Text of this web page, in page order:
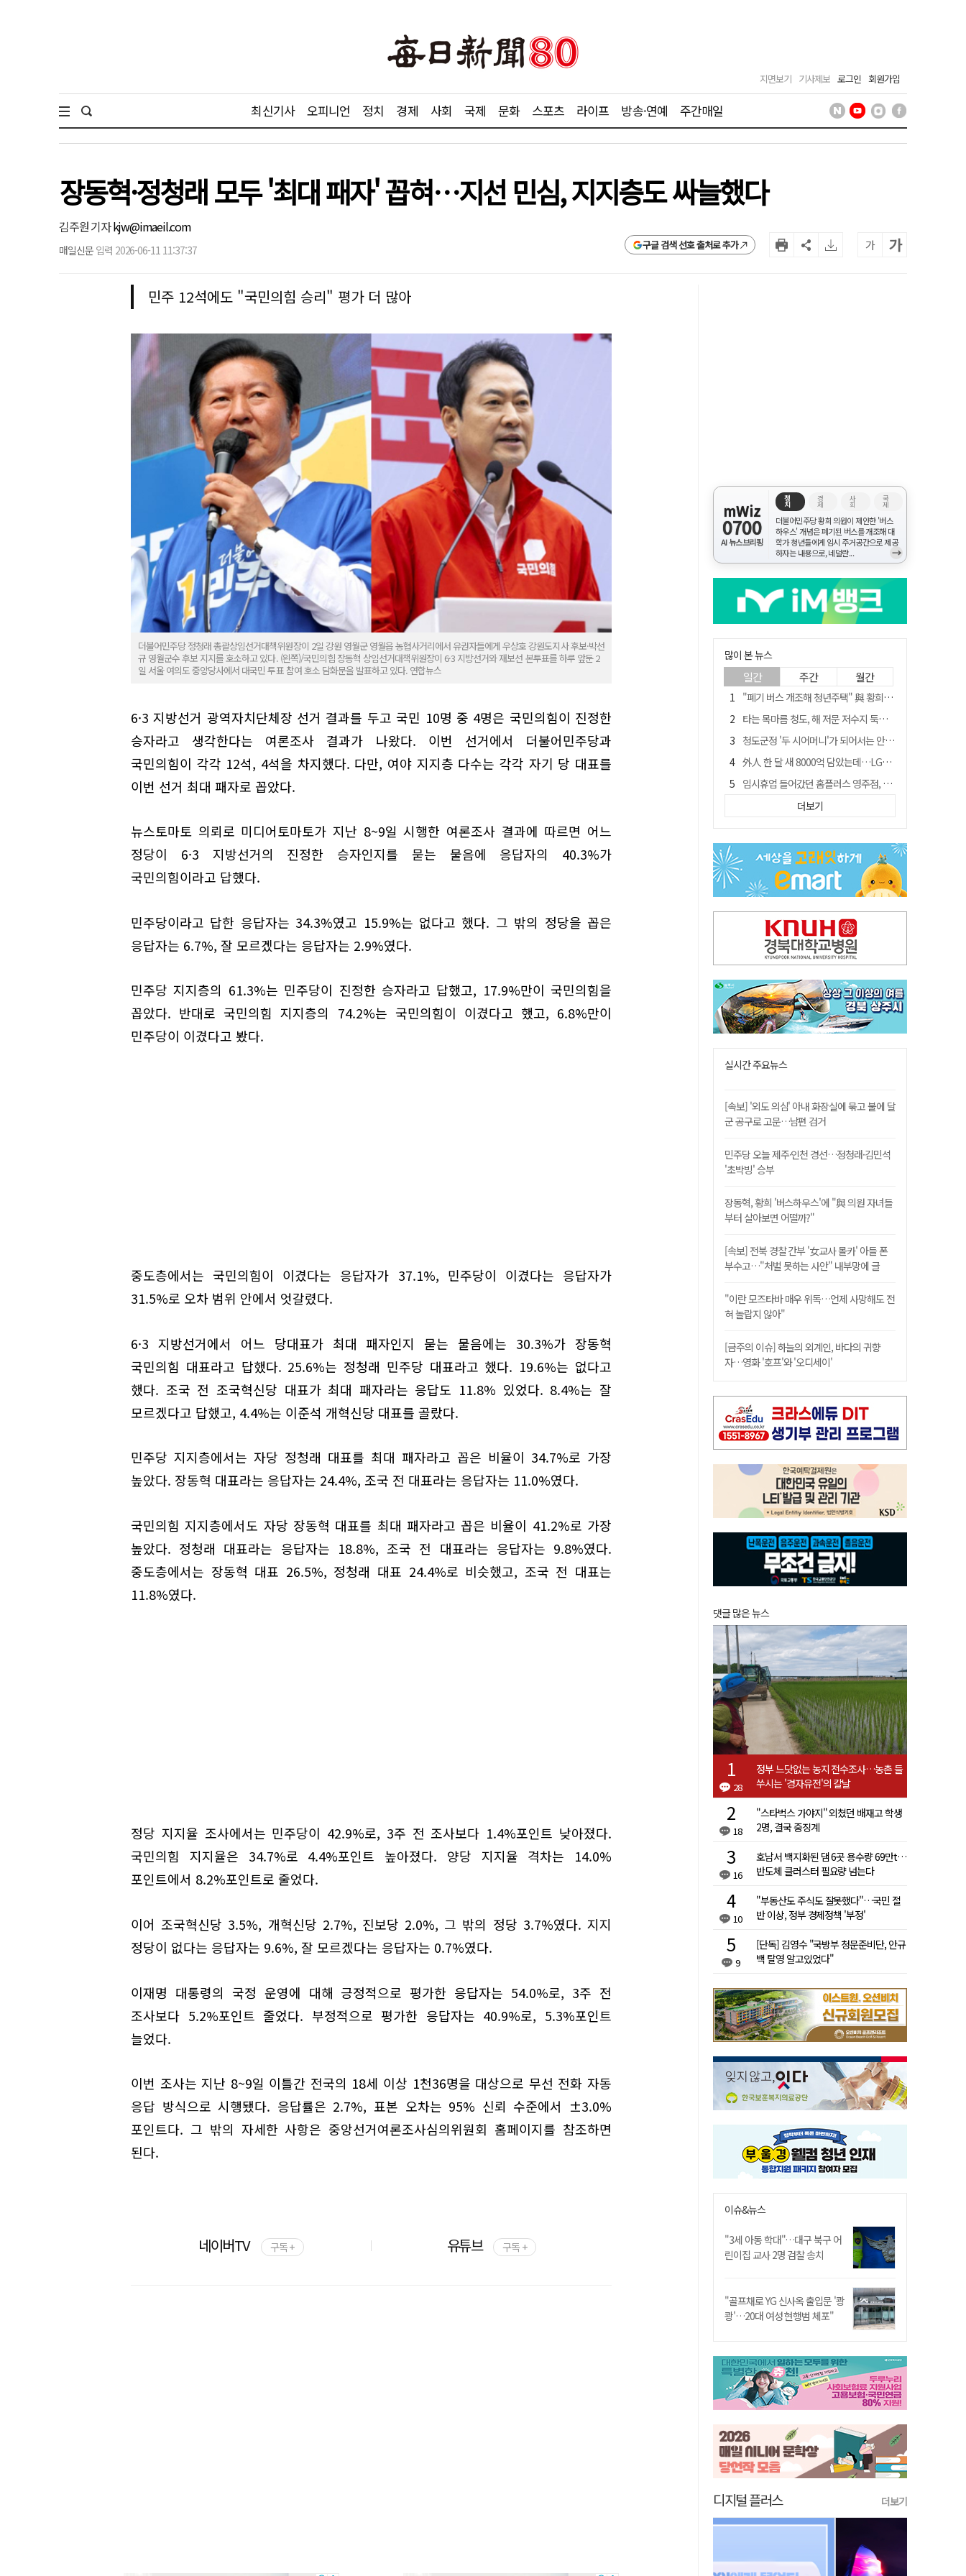
지면보기 기사제보 로그인 회원가입
최신기사 오피니언 정치 경제 사회 국제 문화 스포츠 라이프 방송·연예 주간매일
장동혁·정청래 모두 '최대 패자' 꼽혀…지선 민심, 지지층도 싸늘했다
김주원 기자kjw@imaeil.com
매일신문 입력 2026-06-11 11:37:37 구글 검색 선호 출처로 추가 가 가
민주 12석에도 "국민의힘 승리" 평가 더 많아
더불어민주당 정청래 총괄상임선거대책위원장이 2일 강원 영월군 영월읍 농협사거리에서 유권자들에게 우상호 강원도지사 후보·박선
규 영월군수 후보 지지를 호소하고 있다. (왼쪽)/국민의힘 장동혁 상임선거대책위원장이 6·3 지방선거와 재보선 본투표를 하루 앞둔 2
일 서울 여의도 중앙당사에서 대국민 투표 참여 호소 담화문을 발표하고 있다. 연합뉴스
6·3 지방선거 광역자치단체장 선거 결과를 두고 국민 10명 중 4명은 국민의힘이 진정한
승자라고 생각한다는 여론조사 결과가 나왔다. 이번 선거에서 더불어민주당과
국민의힘이 각각 12석, 4석을 차지했다. 다만, 여야 지지층 다수는 각각 자기 당 대표를
이번 선거 최대 패자로 꼽았다.
뉴스토마토 의뢰로 미디어토마토가 지난 8~9일 시행한 여론조사 결과에 따르면 어느
정당이 6·3 지방선거의 진정한 승자인지를 묻는 물음에 응답자의 40.3%가
국민의힘이라고 답했다.
민주당이라고 답한 응답자는 34.3%였고 15.9%는 없다고 했다. 그 밖의 정당을 꼽은
응답자는 6.7%, 잘 모르겠다는 응답자는 2.9%였다.
민주당 지지층의 61.3%는 민주당이 진정한 승자라고 답했고, 17.9%만이 국민의힘을
꼽았다. 반대로 국민의힘 지지층의 74.2%는 국민의힘이 이겼다고 했고, 6.8%만이
민주당이 이겼다고 봤다.
중도층에서는 국민의힘이 이겼다는 응답자가 37.1%, 민주당이 이겼다는 응답자가
31.5%로 오차 범위 안에서 엇갈렸다.
6·3 지방선거에서 어느 당대표가 최대 패자인지 묻는 물음에는 30.3%가 장동혁
국민의힘 대표라고 답했다. 25.6%는 정청래 민주당 대표라고 했다. 19.6%는 없다고
했다. 조국 전 조국혁신당 대표가 최대 패자라는 응답도 11.8% 있었다. 8.4%는 잘
모르겠다고 답했고, 4.4%는 이준석 개혁신당 대표를 골랐다.
민주당 지지층에서는 자당 정청래 대표를 최대 패자라고 꼽은 비율이 34.7%로 가장
높았다. 장동혁 대표라는 응답자는 24.4%, 조국 전 대표라는 응답자는 11.0%였다.
국민의힘 지지층에서도 자당 장동혁 대표를 최대 패자라고 꼽은 비율이 41.2%로 가장
높았다. 정청래 대표라는 응답자는 18.8%, 조국 전 대표라는 응답자는 9.8%였다.
중도층에서는 장동혁 대표 26.5%, 정청래 대표 24.4%로 비슷했고, 조국 전 대표는
11.8%였다.
정당 지지율 조사에서는 민주당이 42.9%로, 3주 전 조사보다 1.4%포인트 낮아졌다.
국민의힘 지지율은 34.7%로 4.4%포인트 높아졌다. 양당 지지율 격차는 14.0%
포인트에서 8.2%포인트로 줄었다.
이어 조국혁신당 3.5%, 개혁신당 2.7%, 진보당 2.0%, 그 밖의 정당 3.7%였다. 지지
정당이 없다는 응답자는 9.6%, 잘 모르겠다는 응답자는 0.7%였다.
이재명 대통령의 국정 운영에 대해 긍정적으로 평가한 응답자는 54.0%로, 3주 전
조사보다 5.2%포인트 줄었다. 부정적으로 평가한 응답자는 40.9%로, 5.3%포인트
늘었다.
이번 조사는 지난 8~9일 이틀간 전국의 18세 이상 1천36명을 대상으로 무선 전화 자동
응답 방식으로 시행됐다. 응답률은 2.7%, 표본 오차는 95% 신뢰 수준에서 ±3.0%
포인트다. 그 밖의 자세한 사항은 중앙선거여론조사심의위원회 홈페이지를 참조하면
된다.
네이버TV 구독 + 유튜브 구독 +
mWiz
0700
AI 뉴스브리핑
정
치
경
제
사
회
국
제
더불어민주당 황희 의원이 제안한 '버스
하우스' 개념은 폐기된 버스를 개조해 대
학가 청년들에게 임시 주거공간으로 제공
하자는 내용으로, 네덜란...
→
많이 본 뉴스
일간 주간 월간
"폐기 버스 개조해 청년주택" 與 황희…'딸 학비는 年 4200만원'
타는 목마름 청도, 해 저문 저수지 둑에 군수가 서 있었다
청도군정 '두 시어머니'가 되어서는 안된다
外人 한 달 새 8000억 담았는데…LG이노텍 목표주가는 왜 엇갈릴까
임시휴업 들어갔던 홈플러스 영주점, 7일 영업 재개…지하 1층만 운영
신세계사이먼, 대구 아울렛 토지매매 계약 체결… 사업 본궤도
이의준 전 경북도 새마을봉사과장, 제28대 울릉군 부군수 취임
"상법개정해도 주주가 '봉'"…하이닉스 솔리다임 상장설에 술렁[개미와글와글]
전북 경찰 간부 '女교사 몰카' 아들 폰 부수고…"처벌 못하는 사안" 내부망에 글
더보기
실시간 주요뉴스
[속보] '외도 의심' 아내 화장실에 묶고 불에 달
군 공구로 고문…남편 검거
민주당 오늘 제주·인천 경선…정청래·김민석
'초박빙' 승부
장동혁, 황희 '버스하우스'에 "與 의원 자녀들
부터 살아보면 어떨까?"
[속보] 전북 경찰 간부 '女교사 몰카' 아들 폰
부수고…"처벌 못하는 사안" 내부망에 글
"이란 모즈타바 매우 위독…언제 사망해도 전
혀 놀랍지 않아"
[금주의 이슈] 하늘의 외계인, 바다의 귀향
자…영화 '호프'와 '오디세이'
댓글 많은 뉴스
28
정부 느닷없는 농지 전수조사…농촌 들
쑤시는 '경자유전'의 칼날
18
"스타벅스 가야지" 외쳤던 배재고 학생
2명, 결국 중징계
16
호남서 백지화된 댐 6곳 용수량 69만t…
반도체 클러스터 필요량 넘는다
10
"부동산도 주식도 잘못했다"…국민 절
반 이상, 정부 경제정책 '부정'
9
[단독] 김영수 "국방부 청문준비단, 안규
백 탈영 알고있었다"
이슈&뉴스
"3세 아동 학대"…대구 북구 어
린이집 교사 2명 검찰 송치
"골프채로 YG 신사옥 출입문 '쾅
쾅'…20대 여성 현행범 체포"
디지털 플러스 더보기